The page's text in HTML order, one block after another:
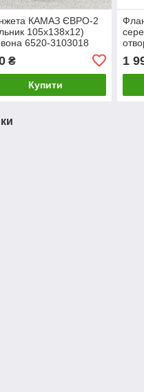
КАМАЗ ЄВРО-2
105х138х12)
6520-3103018
₴
Купити
1